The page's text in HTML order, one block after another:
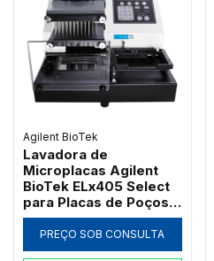
Agilent BioTek
Lavadora de
Microplacas Agilent
BioTek ELx405 Select
para Placas de Poços
Profundos
PREÇO SOB CONSULTA